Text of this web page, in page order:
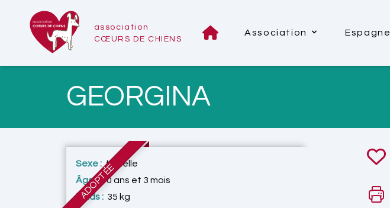
association
CŒURS DE CHIENS
Association Espagne
GEORGINA
ADOPTÉE
Sexe : femelle
Âge :10 ans et 3 mois
Poids : 35 kg